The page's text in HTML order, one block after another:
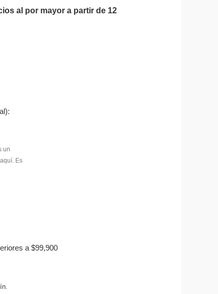
al por mayor a partir de 12
a $99,900